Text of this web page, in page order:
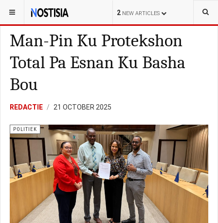
2 NEW ARTICLES
YOU ARE HERE: CURAÇAO POLITIEK
Man-Pin Ku Protekshon
Total Pa Esnan Ku Basha
Bou
REDACTIE 21 OCTOBER 2025
POLITIEK